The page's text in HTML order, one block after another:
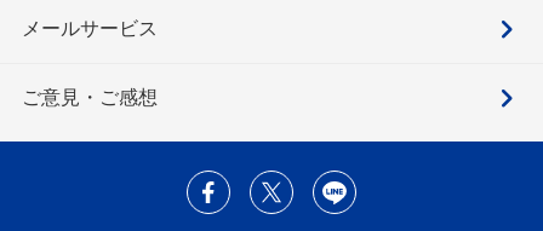
メールサービス
ご意見・ご感想